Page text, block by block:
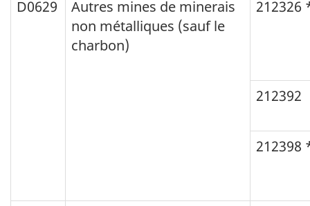
D0629
Autres mines de minerais
non métalliques (sauf le
charbon)
212326
212392
212398